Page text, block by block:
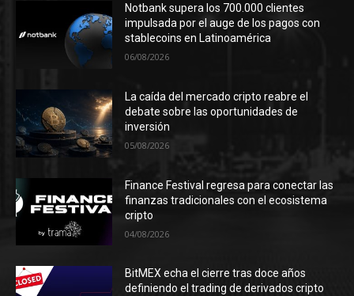
Notbank supera los 700.000 clientes
impulsada por el auge de los pagos con
stablecoins en Latinoamérica
06/08/2026
La caída del mercado cripto reabre el
debate sobre las oportunidades de
inversión
05/08/2026
Finance Festival regresa para conectar las
finanzas tradicionales con el ecosistema
cripto
04/08/2026
BitMEX echa el cierre tras doce años
definiendo el trading de derivados cripto